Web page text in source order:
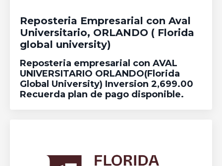
Reposteria Empresarial con Aval
Universitario, ORLANDO ( Florida
global university)
Reposteria empresarial con AVAL
UNIVERSITARIO ORLANDO(Florida
Global University) Inversion 2,699.00
Recuerda plan de pago disponible.